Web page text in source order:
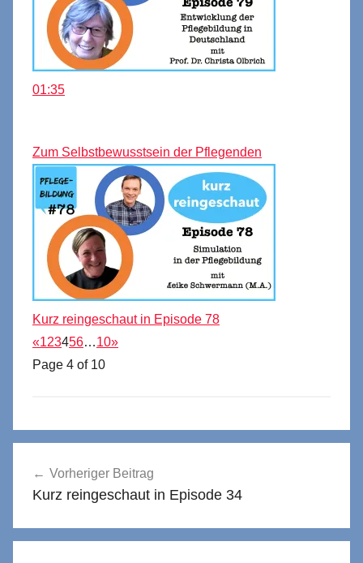
01:35
Zum Selbstbewusstsein der Pflegenden
Kurz reingeschaut in Episode 78
«123456…10»
Page 4 of 10
Vorheriger Beitrag
Kurz reingeschaut in Episode 34